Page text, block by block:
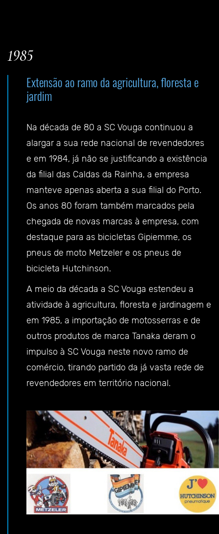
1985
Extensão ao ramo da agricultura, floresta e
jardim
Na década de 80 a SC Vouga continuou a
alargar a sua rede nacional de revendedores
e em 1984, já não se justificando a existência
da filial das Caldas da Rainha, a empresa
manteve apenas aberta a sua filial do Porto.
Os anos 80 foram também marcados pela
chegada de novas marcas à empresa, com
destaque para as bicicletas Gipiemme, os
pneus de moto Metzeler e os pneus de
bicicleta Hutchinson.
A meio da década a SC Vouga estendeu a
atividade à agricultura, floresta e jardinagem e
em 1985, a importação de motosserras e de
outros produtos de marca Tanaka deram o
impulso à SC Vouga neste novo ramo de
comércio, tirando partido da já vasta rede de
revendedores em território nacional.